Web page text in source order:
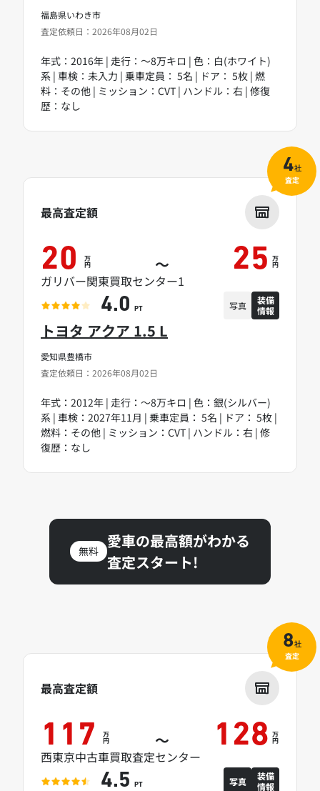
福島県いわき市
査定依頼日：2026年08月02日
年式：2016年 | 走行：～8万キロ | 色：白(ホワイト)
系 | 車検：未入力 | 乗車定員： 5名 | ドア： 5枚 | 燃
料：その他 | ミッション：CVT | ハンドル：右 | 修復
歴：なし
愛知県豊橋市
査定依頼日：2026年08月02日
トヨタ アクア 1.5 L
年式：2012年 | 走行：～8万キロ | 色：銀(シルバー)
系 | 車検：2027年11月 | 乗車定員： 5名 | ドア： 5枚 |
燃料：その他 | ミッション：CVT | ハンドル：右 | 修
復歴：なし
最高査定額
20 万
円 ～ 25 万
円
ガリバー関東買取センター1
4.0 PT 写真
装備
情報
4社
査定
無料
愛車の最高額がわかる
査定スタート!
最高査定額
117 万
円 ～ 128 万
円
西東京中古車買取査定センター
4.5 PT 写真
装備
情報
8社
査定